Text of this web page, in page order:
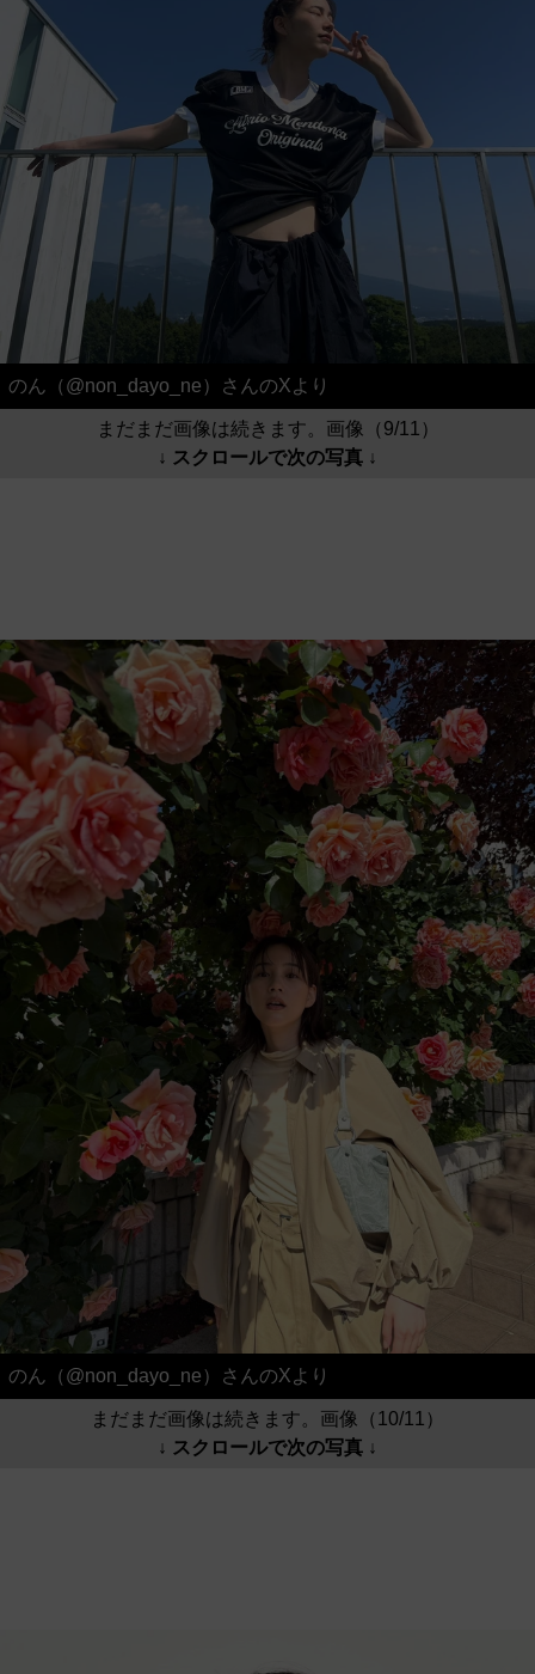
のん（@non_dayo_ne）さんのXより
まだまだ画像は続きます。画像（9/11）
↓ スクロールで次の写真 ↓
のん（@non_dayo_ne）さんのXより
まだまだ画像は続きます。画像（10/11）
↓ スクロールで次の写真 ↓